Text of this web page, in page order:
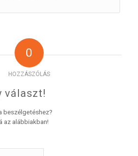
0
HOZZÁSZÓLÁS
választ!
beszélgetéshez?
az alábbiakban!